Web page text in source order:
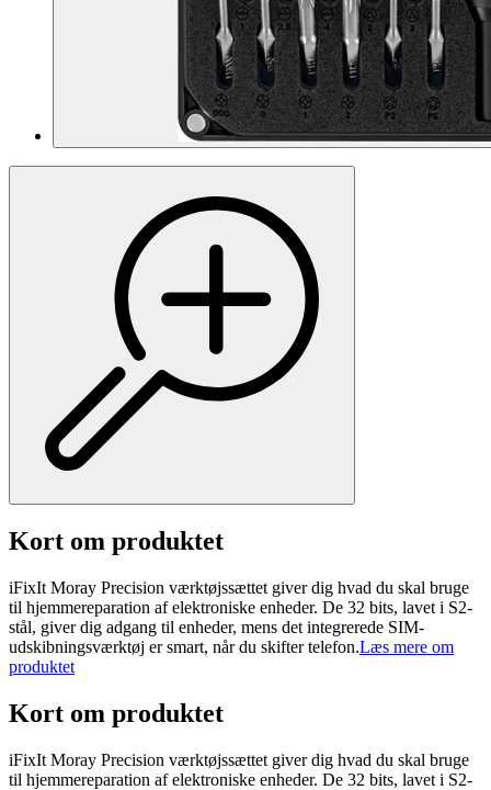
Kort om produktet
iFixIt Moray Precision værktøjssættet giver dig hvad du skal bruge
til hjemmereparation af elektroniske enheder. De 32 bits, lavet i S2-
stål, giver dig adgang til enheder, mens det integrerede SIM-
udskibningsværktøj er smart, når du skifter telefon.Læs mere om
produktet
Kort om produktet
iFixIt Moray Precision værktøjssættet giver dig hvad du skal bruge
til hjemmereparation af elektroniske enheder. De 32 bits, lavet i S2-